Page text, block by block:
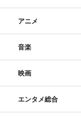
アニメ
音楽
映画
エンタメ総合